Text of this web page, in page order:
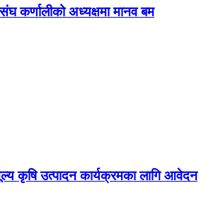
कर्णालीको अध्यक्षमा मानव बम
कृषि उत्पादन कार्यक्रमका लागि आवेदन